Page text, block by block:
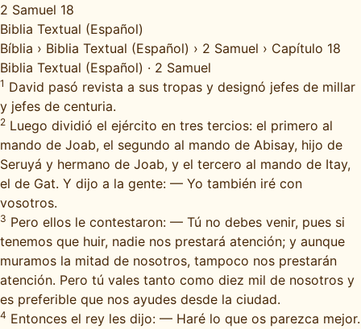
2 Samuel 18
Biblia Textual (Español)
Bíblia › Biblia Textual (Español) › 2 Samuel › Capítulo 18
Biblia Textual (Español) · 2 Samuel
1 David pasó revista a sus tropas y designó jefes de millar
y jefes de centuria.
2 Luego dividió el ejército en tres tercios: el primero al
mando de Joab, el segundo al mando de Abisay, hijo de
Seruyá y hermano de Joab, y el tercero al mando de Itay,
el de Gat. Y dijo a la gente: — Yo también iré con
vosotros.
3 Pero ellos le contestaron: — Tú no debes venir, pues si
tenemos que huir, nadie nos prestará atención; y aunque
muramos la mitad de nosotros, tampoco nos prestarán
atención. Pero tú vales tanto como diez mil de nosotros y
es preferible que nos ayudes desde la ciudad.
4 Entonces el rey les dijo: — Haré lo que os parezca mejor.